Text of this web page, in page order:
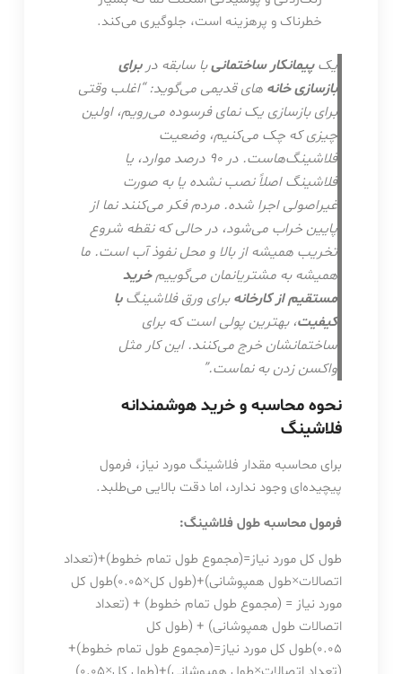
خطرناک و پرهزینه است، جلوگیری می‌کند.
یکپیمانکار ساختمانیبا سابقه دربرای
بازسازی خانه های قدیمی می‌گوید: “اغلب وقتی
برای بازسازی یک نمای فرسوده می‌رویم، اولین
چیزی که چک می‌کنیم، وضعیت
فلاشینگ‌هاست. در ۹۰ درصد موارد، یا
فلاشینگ اصلاً نصب نشده یا به صورت
غیراصولی اجرا شده. مردم فکر می‌کنند نما از
پایین خراب می‌شود، در حالی که نقطه شروع
تخریب همیشه از بالا و محل نفوذ آب است. ما
همیشه به مشتریانمان می‌گوییمخرید
مستقیم از کارخانهبرای ورق فلاشینگبا
کیفیت، بهترین پولی است که برای
ساختمانشان خرج می‌کنند. این کار مثل
واکسن زدن به نماست.”
نحوه محاسبه و خرید هوشمندانه
فلاشینگ
برای محاسبه مقدار فلاشینگ مورد نیاز، فرمول
پیچیده‌ای وجود ندارد، اما دقت بالایی می‌طلبد.
فرمول محاسبه طول فلاشینگ:
طول کل مورد نیاز=(مجموع طول تمام خطوط)+(تعداد
اتصالات×طول همپوشانی)+(طول کل×0.05)طول کل
مورد نیاز = (مجموع طول تمام خطوط) + (تعداد
اتصالات طول همپوشانی) + (طول کل
0.05) طول کل مورد نیاز=
(مجموع طول تمام خطوط)
+